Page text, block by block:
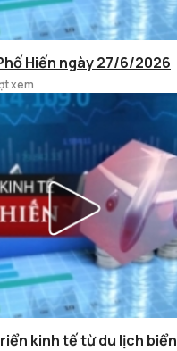
Hiến ngày 27/6/2026
xem
kinh tế từ du lịch biển